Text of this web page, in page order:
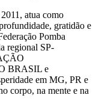
atua como
gratidão e
Pomba
regional SP-
BRASIL e
em MG, PR e
corpo, na mente e na